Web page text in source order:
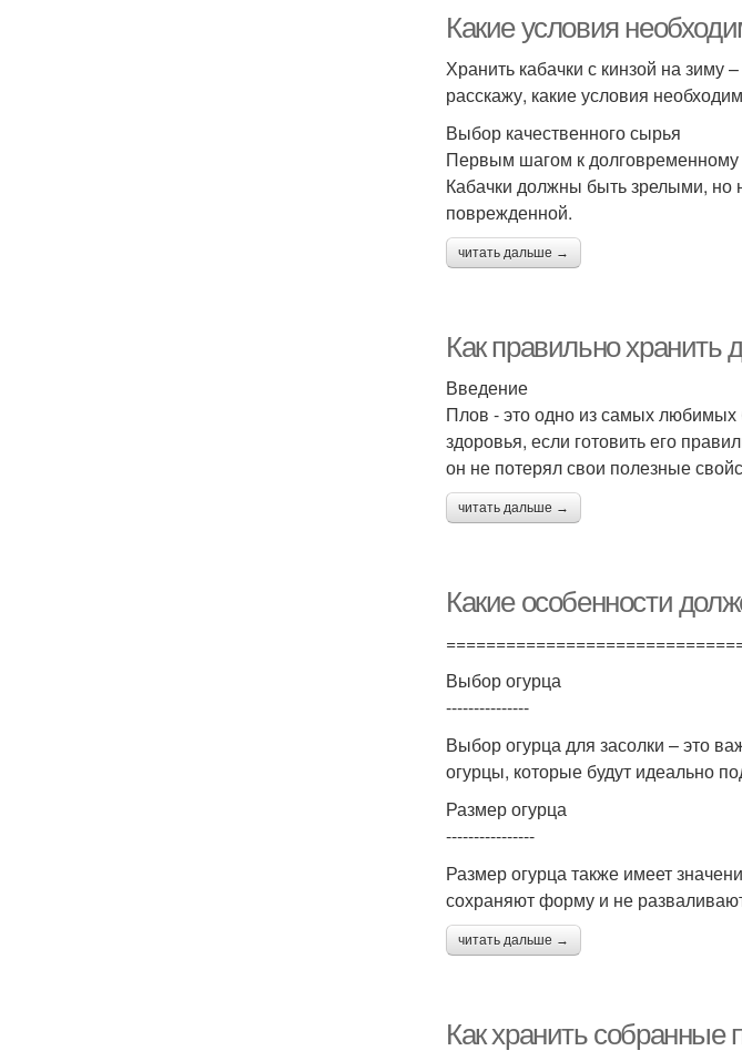
Какие условия
Хранить кабачки с кинзой на зиму
расскажу, какие условия
Выбор качественного сырья
Первым шагом к долговременному
Кабачки должны быть зрелыми, но
поврежденной.
читать дальше →
Как правильно хранить
Введение
Плов - это одно из самых любимых
здоровья, если готовить его
он не потерял свои полезные
читать дальше →
Какие особенности
Выбор огурца
---------------
Выбор огурца для засолки – это
огурцы, которые будут идеально
Размер огурца
----------------
Размер огурца также имеет
сохраняют форму и не
читать дальше →
Как хранить собранные